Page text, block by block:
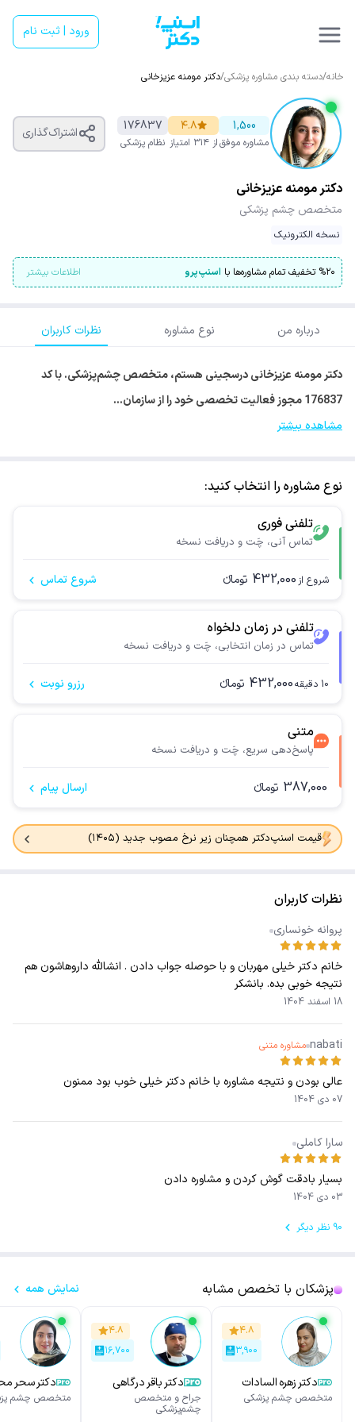
ورود | ثبت نام
خانه/دسته بندی مشاوره پزشکی/دکتر مومنه عزیزخانی
1,500
مشاوره موفق
۴.۸
از ۳۱۴ امتیاز
176837
نظام پزشکی
اشتراک‌گذاری
دکتر مومنه عزیزخانی
متخصص چشم‌ پزشکی
نسخه الکترونیک
%۲۰ تخفیف تمام مشاوره‌ها با اسنپ‌پرو اطلاعات بیشتر
درباره من نوع مشاوره نظرات کاربران
دکتر مومنه عزیزخانی درسجینی هستم، متخصص چشم‌پزشکی. با کد
176837 مجوز فعالیت تخصصی خود را از سازمان…
مشاهده بیشتر
نوع مشاوره را انتخاب کنید:
تلفنی فوری
تماس آنی، چَت و دریافت نسخه
شروع از 432,000 تومانء شروع تماس
تلفنی در زمان دلخواه
تماس در زمان انتخابی، چَت و دریافت نسخه
10 دقیقه432,000 تومانء رزرو نوبت
متنی
پاسخ‌دهی سریع، چَت و دریافت نسخه
387,000 تومانء ارسال پیام
قیمت اسنپ‌دکتر همچنان زیر نرخ مصوب جدید (۱۴۰۵)
نظرات کاربران
پروانه خونساری
خانم دکتر خیلی مهربان و با حوصله جواب دادن . انشالله داروهاشون هم
نتیجه خوبی بده. بانشکر
18 اسفند 1404
nabati مشاوره متنی
عالی بودن و نتیجه مشاوره با خانم دکتر خیلی خوب بود ممنون
07 دی 1404
سارا کاملی
بسیار بادقت گوش کردن و مشاوره دادن
03 دی 1404
90 نظر دیگر
پزشکان با تخصص مشابه نمایش همه
۴.۸
۳,۹۰۰
دکتر زهره السادات
ابراهیمی
متخصص چشم پزشکی
۴.۸
۱۶,۷۰۰
دکتر باقر درگاهی
جراح و متخصص
چشم‌پزشکی
دکتر سحر
نژاد آذر
متخصص چشم